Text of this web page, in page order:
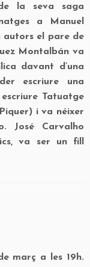
la seva saga
a Manuel
autors el pare de
Montalbán va
davant d’una
escriure una
Tatuatge
i va néixer
José Carvalho
va ser un fill
març a les 19h.